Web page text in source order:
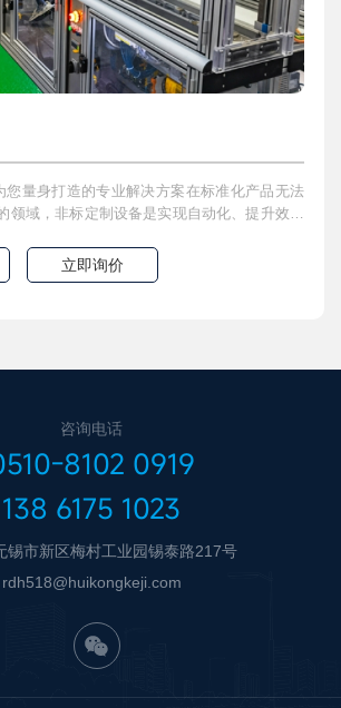
量身打造的专业解决方案在标准化产品无法
领域，非标定制设备是实现自动化、提升效率
产线，以创新的工程思维、精湛的制造工艺和
您提供量身定制的完美解决方案，解决您的特
立即询价
咨询电话
8102 0919
138 6175 1023
锡市新区梅村工业园锡泰路217号
rdh518@huikongkeji.com